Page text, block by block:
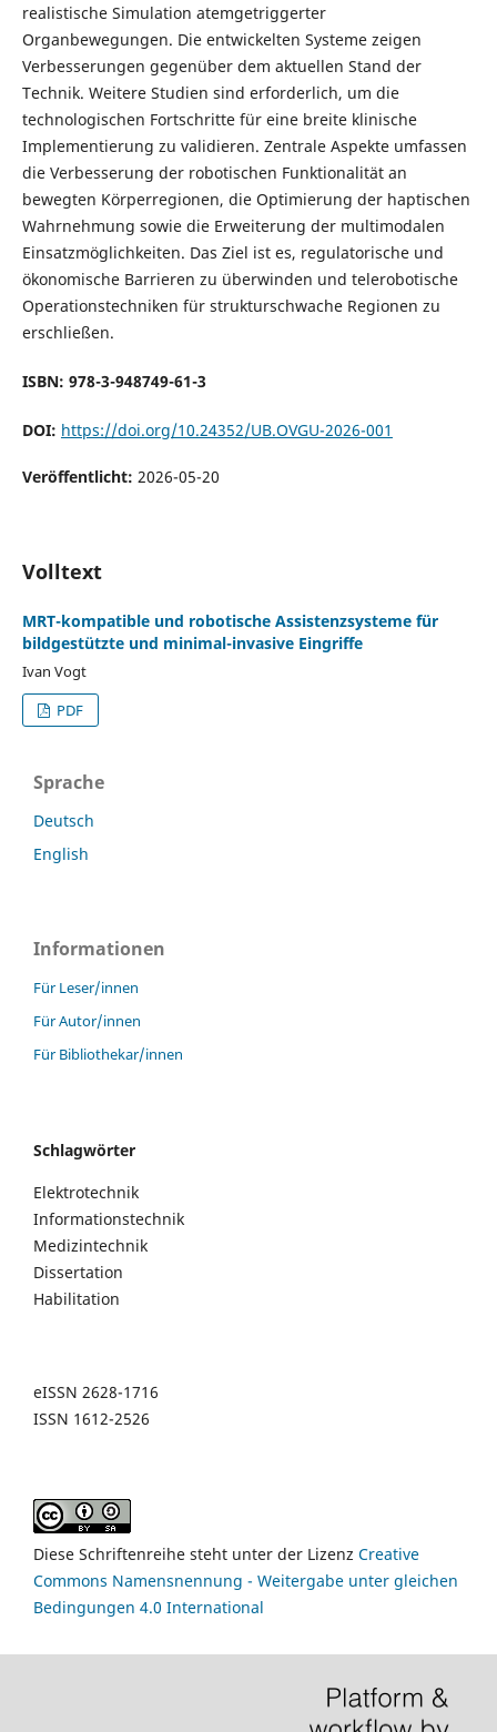
realistische Simulation atemgetriggerter
Organbewegungen. Die entwickelten Systeme zeigen
Verbesserungen gegenüber dem aktuellen Stand der
Technik. Weitere Studien sind erforderlich, um die
technologischen Fortschritte für eine breite klinische
Implementierung zu validieren. Zentrale Aspekte umfassen
die Verbesserung der robotischen Funktionalität an
bewegten Körperregionen, die Optimierung der haptischen
Wahrnehmung sowie die Erweiterung der multimodalen
Einsatzmöglichkeiten. Das Ziel ist es, regulatorische und
ökonomische Barrieren zu überwinden und telerobotische
Operationstechniken für strukturschwache Regionen zu
erschließen.
ISBN: 978-3-948749-61-3
DOI: https://doi.org/10.24352/UB.OVGU-2026-001
Veröffentlicht: 2026-05-20
Volltext
MRT-kompatible und robotische Assistenzsysteme für
bildgestützte und minimal-invasive Eingriffe
Ivan Vogt
PDF
Sprache
Deutsch
English
Informationen
Für Leser/innen
Für Autor/innen
Für Bibliothekar/innen
Schlagwörter
Elektrotechnik
Informationstechnik
Medizintechnik
Dissertation
Habilitation
eISSN 2628-1716
ISSN 1612-2526
Diese Schriftenreihe steht unter der Lizenz Creative
Commons Namensnennung - Weitergabe unter gleichen
Bedingungen 4.0 International